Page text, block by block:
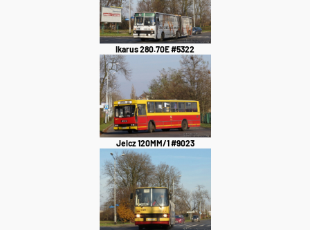
Ikarus 280.70E #5322
Jelcz 120MM/1 #9023